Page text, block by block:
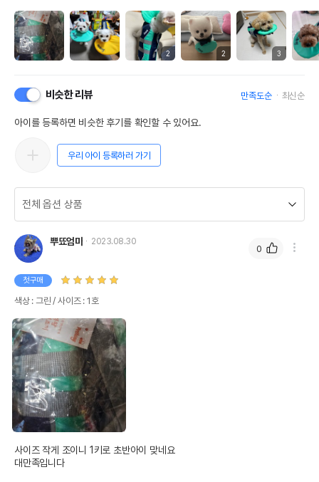
2 2 3
비슷한 리뷰 만족도순 최신순
아이를 등록하면 비슷한 후기를 확인할 수 있어요.
우리 아이 등록하러 가기
뿌뚀엄마 2023.08.30
첫구매
색상 : 그린 / 사이즈 : 1호
사이즈 작게 조이니 1키로 초반아이 맞네요
대만족입니다
0